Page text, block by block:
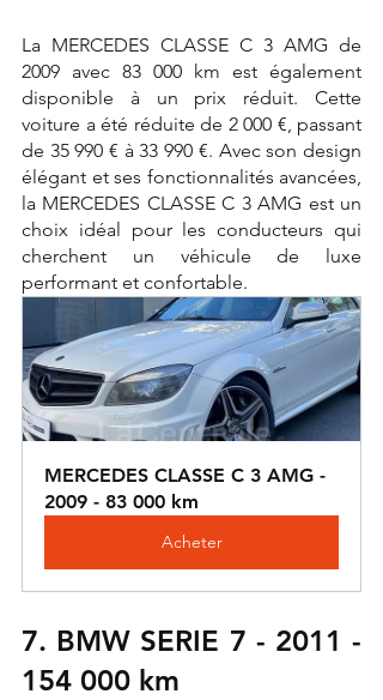
La MERCEDES CLASSE C 3 AMG de
2009 avec 83 000 km est également
disponible à un prix réduit. Cette
voiture a été réduite de 2 000 €, passant
de 35 990 € à 33 990 €. Avec son design
élégant et ses fonctionnalités avancées,
la MERCEDES CLASSE C 3 AMG est un
choix idéal pour les conducteurs qui
cherchent un véhicule de luxe
performant et confortable.
MERCEDES CLASSE C 3 AMG -
2009 - 83 000 km
Acheter
7. BMW SERIE 7 - 2011 -
154 000 km